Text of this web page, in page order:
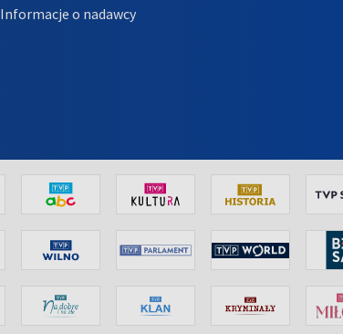
Informacje o nadawcy